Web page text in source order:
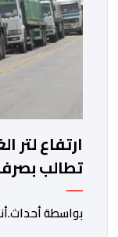
ارتفاع
تطالب
شركات النقل
بواسطة